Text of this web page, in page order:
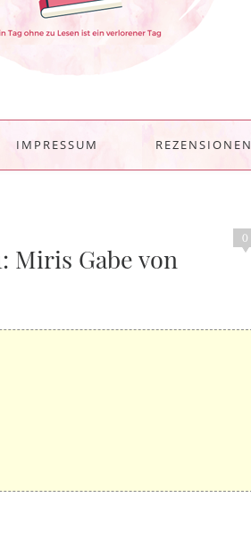
IMPRESSUM REZENSIONEN
0
Miris Gabe von